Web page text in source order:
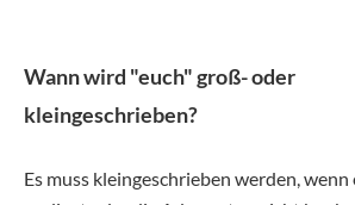
Wann wird "euch" groß- oder
kleingeschrieben?
Es muss kleingeschrieben werden,